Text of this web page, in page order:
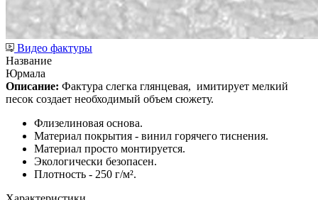
Видео фактуры
Название
Юрмала
Описание: Фактура слегка глянцевая, имитирует мелкий
песок создает необходимый объем сюжету.
Флизелиновая основа.
Материал покрытия - винил горячего тиснения.
Материал просто монтируется.
Экологически безопасен.
Плотность - 250 г/м².